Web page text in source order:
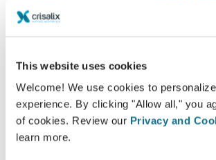
This website uses cookies
Welcome! We use cookies to
experience. By clicking "Allow all," you
of cookies. Review our Privacy and
learn more.